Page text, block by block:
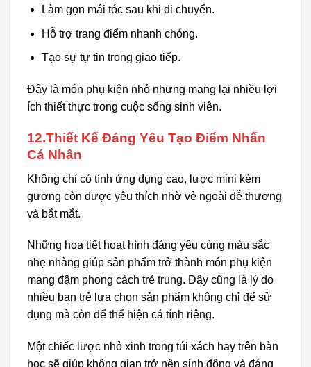
Làm gọn mái tóc sau khi di chuyển.
Hỗ trợ trang điểm nhanh chóng.
Tạo sự tự tin trong giao tiếp.
Đây là món phụ kiện nhỏ nhưng mang lại nhiều lợi
ích thiết thực trong cuộc sống sinh viên.
12.Thiết Kế Đáng Yêu Tạo Điểm Nhấn
Cá Nhân
Không chỉ có tính ứng dụng cao, lược mini kèm
gương còn được yêu thích nhờ vẻ ngoài dễ thương
và bắt mắt.
Những họa tiết hoạt hình đáng yêu cùng màu sắc
nhẹ nhàng giúp sản phẩm trở thành món phụ kiện
mang đậm phong cách trẻ trung. Đây cũng là lý do
nhiều bạn trẻ lựa chọn sản phẩm không chỉ để sử
dụng mà còn để thể hiện cá tính riêng.
Một chiếc lược nhỏ xinh trong túi xách hay trên bàn
học sẽ giúp không gian trở nên sinh động và đáng